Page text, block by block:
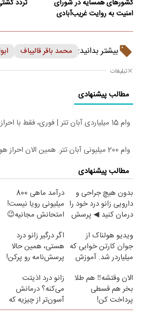
کشورهای همسایه در شورای
امنیت به روایت غریب‌آبادی
تردد
بیشتر بدانید: محمد باقر قالیباف
تبلیغات
مطالب پیشنهادی
وام 15 میلیاردی آبان تتر | فوری، فقط با احراز هویت
وام 200 میلیونی آبان تتر. همین الان احراز هویت کن!
مطالب پیشنهادی
بدون هیچ جراحی و
دارویی زانو درد خود را
درمان کنید ◀ پرسش
درآمد ماهی 800
میلیونی رویا نیست!
امتحانش مجانیه😉
ویدیو هولناک از
جوان کارتن خوابی که
میلیاردر شد. آموزش
اگر درگیر زانو درد
هستی، همین حالا
پرسش‌نامه رو پرکن!
الان وقتشه‼️ هم طلا
بخر هم قسطی
پرداخت کن!
زانو درد اذیتت
می‌کنه؟ درمانش
آسون‌تر از چیزیه که
فکر